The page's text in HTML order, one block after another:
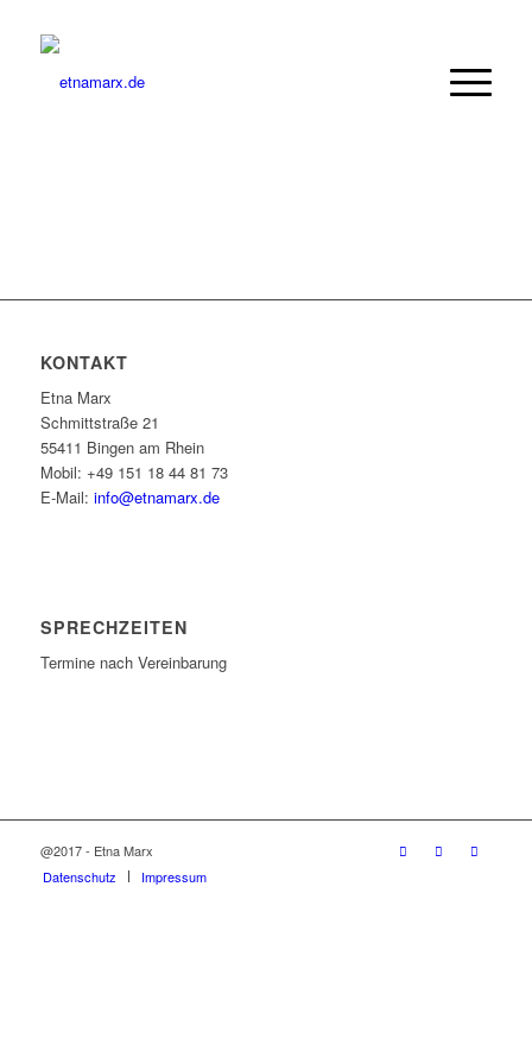
KONTAKT
Etna Marx
Schmittstraße 21
55411 Bingen am Rhein
Mobil: +49 151 18 44 81 73
E-Mail: info@etnamarx.de
SPRECHZEITEN
Termine nach Vereinbarung
@2017 - Etna Marx
Datenschutz
Impressum